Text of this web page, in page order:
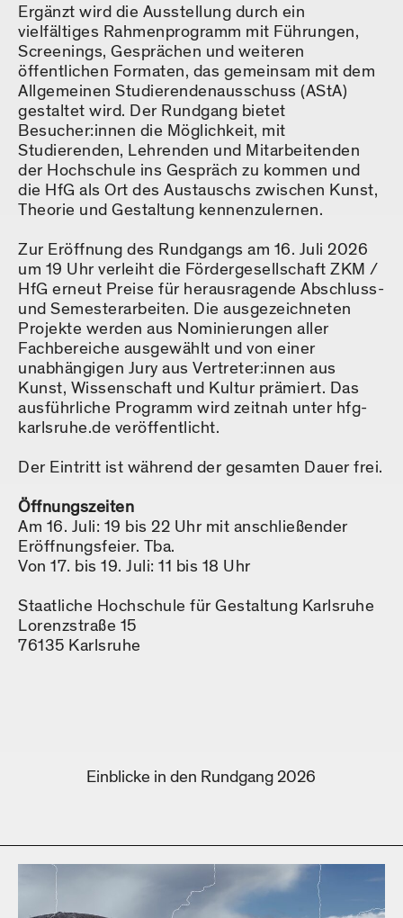
Ergänzt wird die Ausstellung durch ein
vielfältiges Rahmenprogramm mit Führungen,
Screenings, Gesprächen und weiteren
öffentlichen Formaten, das gemeinsam mit dem
Allgemeinen Studierendenausschuss (AStA)
gestaltet wird. Der Rundgang bietet
Besucher:innen die Möglichkeit, mit
Studierenden, Lehrenden und Mitarbeitenden
der Hochschule ins Gespräch zu kommen und
die HfG als Ort des Austauschs zwischen Kunst,
Theorie und Gestaltung kennenzulernen.
Zur Eröffnung des Rundgangs am 16. Juli 2026
um 19 Uhr verleiht die Fördergesellschaft ZKM /
HfG erneut Preise für herausragende Abschluss-
und Semesterarbeiten. Die ausgezeichneten
Projekte werden aus Nominierungen aller
Fachbereiche ausgewählt und von einer
unabhängigen Jury aus Vertreter:innen aus
Kunst, Wissenschaft und Kultur prämiert. Das
ausführliche Programm wird zeitnah unter hfg-
karlsruhe.de veröffentlicht.
Der Eintritt ist während der gesamten Dauer frei.
Öffnungszeiten
Am 16. Juli: 19 bis 22 Uhr mit anschließender
Eröffnungsfeier. Tba.
Von 17. bis 19. Juli: 11 bis 18 Uhr
Staatliche Hochschule für Gestaltung Karlsruhe
Lorenzstraße 15
76135 Karlsruhe
Einblicke in den Rundgang 2026